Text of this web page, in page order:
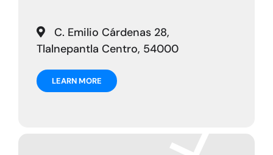
C. Emilio Cárdenas 28,
Tlalnepantla Centro, 54000
LEARN MORE